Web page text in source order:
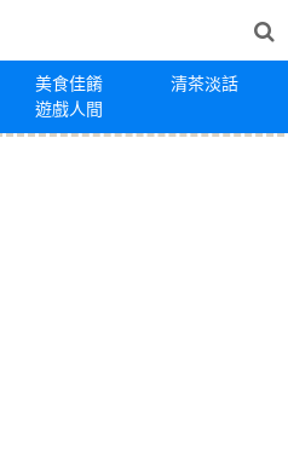
美食佳餚
清茶淡話
遊戲人間